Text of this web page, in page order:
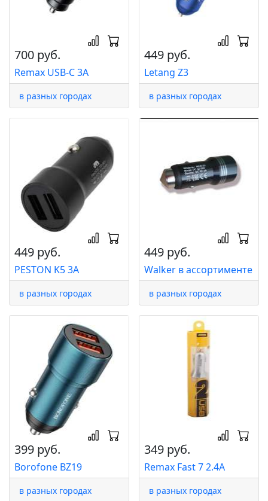
700 руб.
Remax USB-C 3A
в разных городах
449 руб.
Letang Z3
в разных городах
449 руб.
PESTON K5 3A
в разных городах
449 руб.
Walker в ассортименте
в разных городах
399 руб.
Borofone BZ19
в разных городах
349 руб.
Remax Fast 7 2.4A
в разных городах